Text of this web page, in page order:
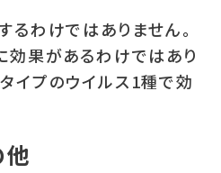
わけではありません。
果があるわけではあり
イプのウイルス1種で効
他